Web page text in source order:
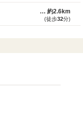
約2.6km
(徒歩32分)